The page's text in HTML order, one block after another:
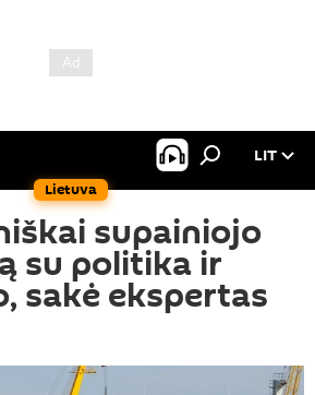
Lietuva
LIT
supainiojo
su politika ir
sakė ekspertas